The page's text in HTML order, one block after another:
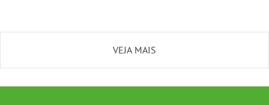
VEJA MAIS